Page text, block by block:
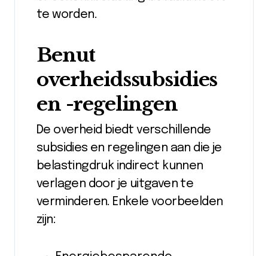
te worden.
Benut
overheidssubsidies
en -regelingen
De overheid biedt verschillende
subsidies en regelingen aan die je
belastingdruk indirect kunnen
verlagen door je uitgaven te
verminderen. Enkele voorbeelden
zijn: